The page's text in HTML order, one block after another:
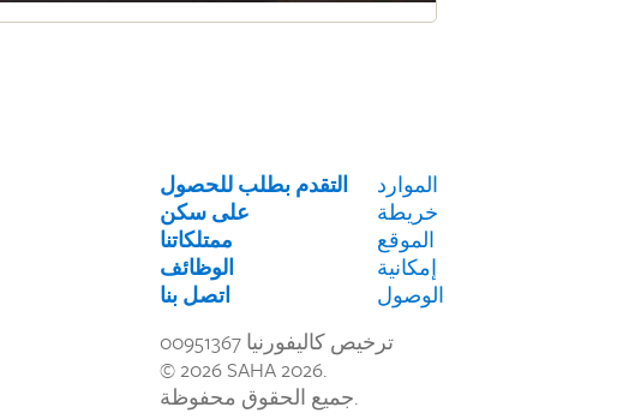
التقدم بطلب للحصول
على سكن
ممتلكاتنا
الوظائف
اتصل بنا
الموارد
خريطة
الموقع
إمكانية
الوصول
ترخيص كاليفورنيا 00951367
© 2026 SAHA 2026.
جميع الحقوق محفوظة.